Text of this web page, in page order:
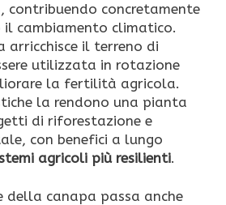
contribuendo concretamente
cambiamento climatico.
arricchisce il terreno di
utilizzata in rotazione
la fertilità agricola.
la rendono una pianta
di riforestazione e
con benefici a lungo
agricoli più resilienti.
della canapa passa anche